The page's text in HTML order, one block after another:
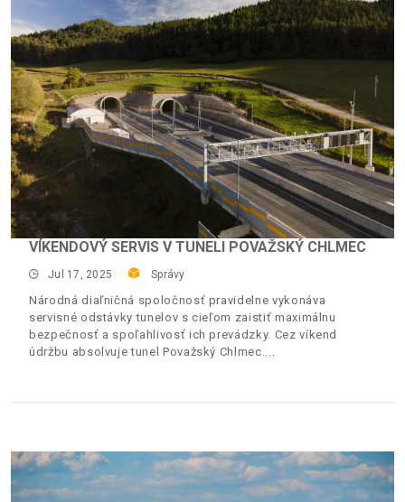
VÍKENDOVÝ SERVIS V TUNELI POVAŽSKÝ CHLMEC
Jul 17, 2025 Správy
Národná diaľničná spoločnosť pravidelne vykonáva
servisné odstávky tunelov s cieľom zaistiť maximálnu
bezpečnosť a spoľahlivosť ich prevádzky. Cez víkend
údržbu absolvuje tunel Považský Chlmec.